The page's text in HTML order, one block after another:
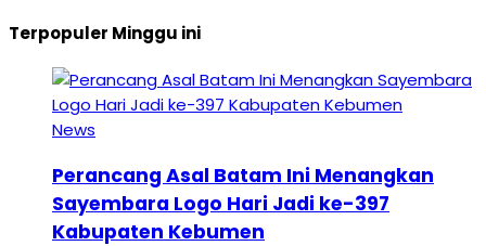
Terpopuler Minggu ini
News
Perancang Asal Batam Ini Menangkan
Sayembara Logo Hari Jadi ke-397
Kabupaten Kebumen